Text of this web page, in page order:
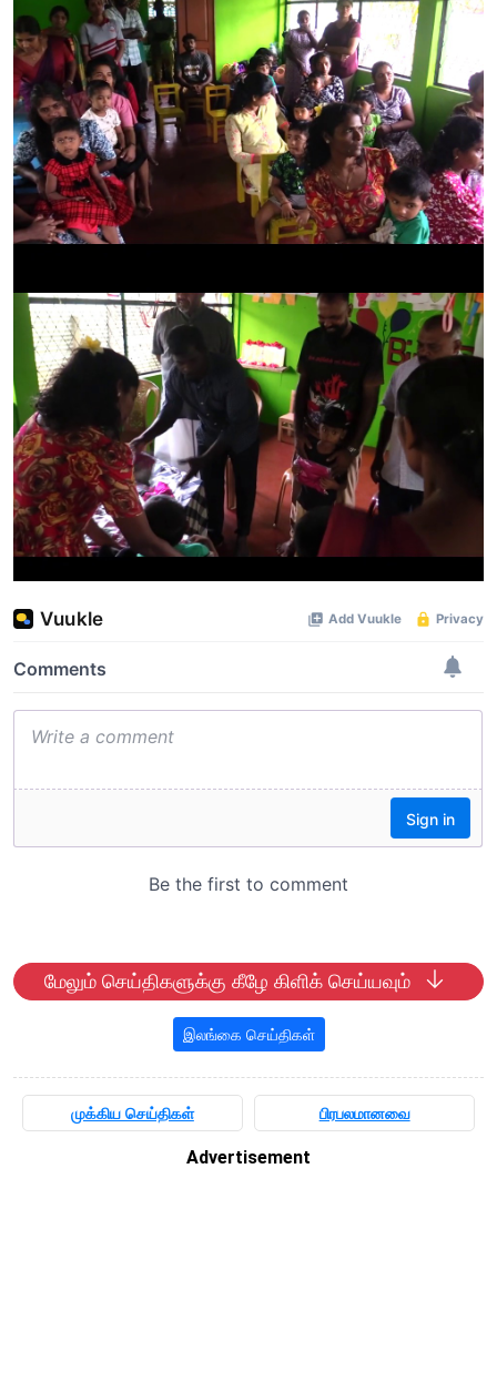
மேலும் செய்திகளுக்கு கீழே கிளிக் செய்யவும்
இலங்கை செய்திகள்
முக்கிய செய்திகள் பிரபலமானவை
Advertisement